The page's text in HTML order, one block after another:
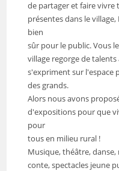
de partager et faire vivre
présentes dans le village,
bien
sûr pour le public. Vous
village regorge de
s'expriment sur l'espace
des grands.
Alors nous avons
d'expositions pour que
pour
tous en milieu rural !
Musique, théâtre, danse,
conte, spectacles jeune